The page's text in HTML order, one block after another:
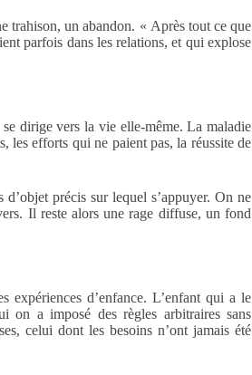
trahison, un abandon. « Après tout ce que
parfois dans les relations, et qui explose
dirige vers la vie elle-même. La maladie
les efforts qui ne paient pas, la réussite de
précis sur lequel s’appuyer. On ne
Il reste alors une rage diffuse, un fond
expériences d’enfance.L’enfant qui a le
a imposé des règles arbitraires sans
celui dont les besoins n’ont jamais été